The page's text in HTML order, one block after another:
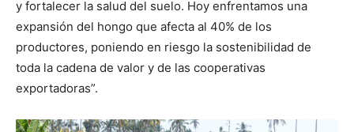
y fortalecer la salud del suelo. Hoy enfrentamos una
expansión del hongo que afecta al 40% de los
productores, poniendo en riesgo la sostenibilidad de
toda la cadena de valor y de las cooperativas
exportadoras”.